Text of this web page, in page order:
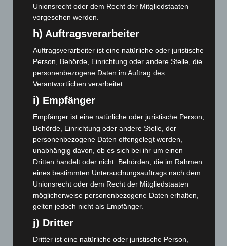
Januar 2025(88)
Dezember 2024
November 2024(94)
Oktober 2024(93)
September 2024
August 2024(107)
Juli 2024(89)
Juni 2024(107)
Mai 2024(149)
April 2024
März 2024(103)
Februar 2024(103)
Januar 2024
(111)
Dezember 2023(130)
November 2023(130)
Oktober 2023 (114)
Unionsrecht oder dem Recht der Mitgliedstaaten
vorgesehen werden.
h) Auftragsverarbeiter
Auftragsverarbeiter ist eine natürliche oder juristische
Person, Behörde, Einrichtung oder andere Stelle, die
personenbezogene Daten im Auftrag des
Verantwortlichen verarbeitet.
i) Empfänger
Empfänger ist eine natürliche oder juristische Person,
Behörde, Einrichtung oder andere Stelle, der
personenbezogene Daten offengelegt werden,
unabhängig davon, ob es sich bei ihr um einen
Dritten handelt oder nicht. Behörden, die im Rahmen
eines bestimmten Untersuchungsauftrags nach dem
Unionsrecht oder dem Recht der Mitgliedstaaten
möglicherweise personenbezogene Daten erhalten,
gelten jedoch nicht als Empfänger.
j) Dritter
Dritter ist eine natürliche oder juristische Person,